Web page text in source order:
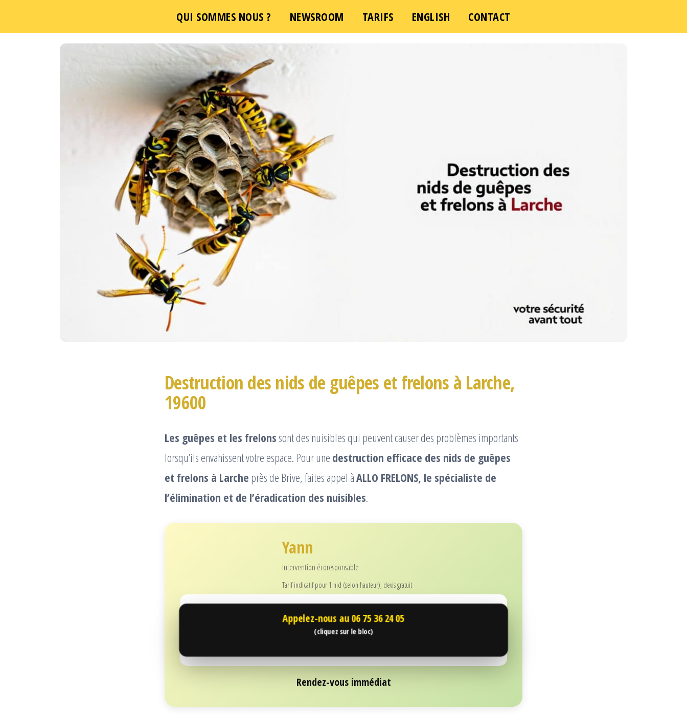
QUI SOMMES NOUS ? NEWSROOM TARIFS ENGLISH
CONTACT
Passer
Destruction des nids de guêpes et frelons à Larche,
19600
Les guêpes et les frelons sont des nuisibles qui peuvent causer des problèmes importants
lorsqu’ils envahissent votre espace. Pour une destruction efficace des nids de guêpes
et frelons à Larche près de Brive, faites appel àALLO FRELONS, le spécialiste de
l’élimination et de l’éradication des nuisibles.
Yann
Intervention écoresponsable
Tarif indicatif pour 1 nid (selon hauteur), devis gratuit
Appelez-nous au 06 75 36 24 05
(cliquez sur le bloc)
Rendez-vous immédiat